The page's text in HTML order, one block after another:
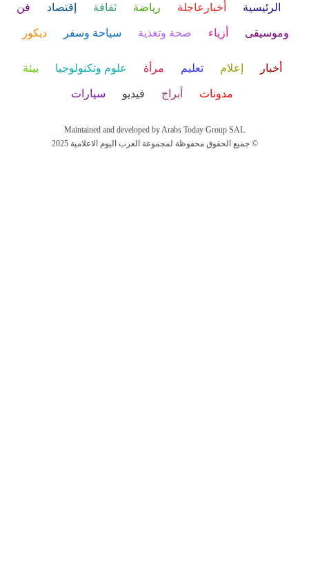
الرئيسية أخبارعاجلة رياضة ثقافة إقتصاد فن
وموسيقى أزياء صحة وتغذية سياحة وسفر ديكور
أخبار إعلام تعليم مرأة علوم وتكنولوجيا بيئة
مدونات أبراج فيديو سيارات
Maintained and developed by Arabs Today Group SAL
جميع الحقوق محفوظة لمجموعة العرب اليوم الاعلامية 2025 ©